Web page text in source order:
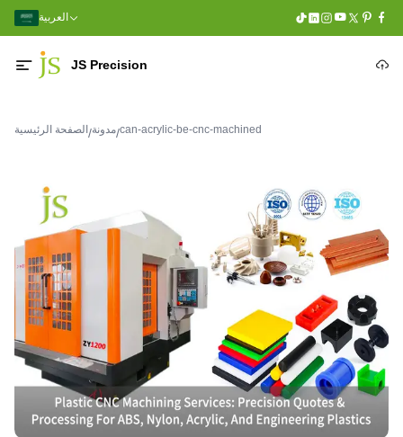
العربية
JS Precision
الصفحة الرئيسية /مدونة/can-acrylic-be-cnc-machined